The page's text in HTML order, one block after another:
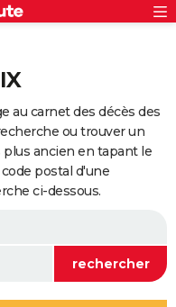
au carnet des décès des
ou trouver un
plus ancien en tapant le
postal d'une
ci-dessous.